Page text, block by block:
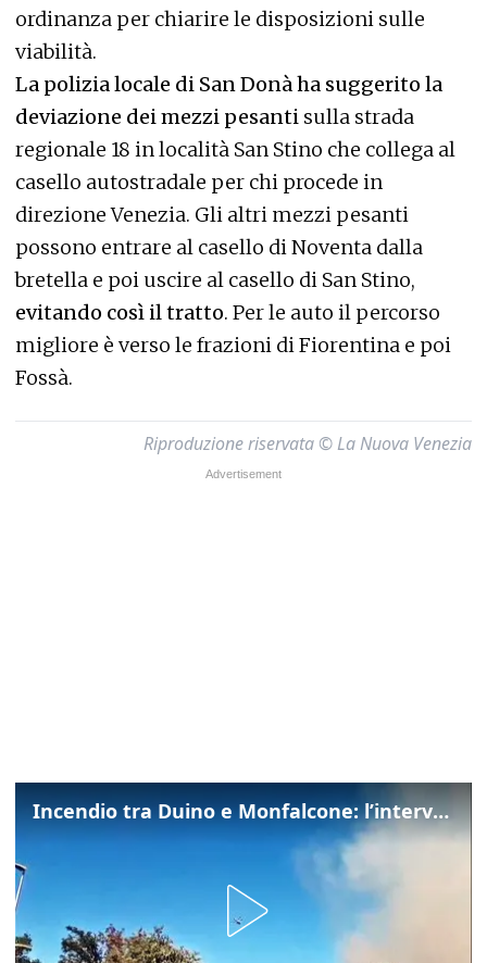
ordinanza per chiarire le disposizioni sulle
viabilità.
La polizia locale di San Donà ha suggerito la
deviazione dei mezzi pesanti sulla strada
regionale 18 in località San Stino che collega al
casello autostradale per chi procede in
direzione Venezia. Gli altri mezzi pesanti
possono entrare al casello di Noventa dalla
bretella e poi uscire al casello di San Stino,
evitando così il tratto. Per le auto il percorso
migliore è verso le frazioni di Fiorentina e poi
Fossà.
Riproduzione riservata © La Nuova Venezia
Incendio tra Duino e Monfalcone: l’intervento dei vigili del fuoco